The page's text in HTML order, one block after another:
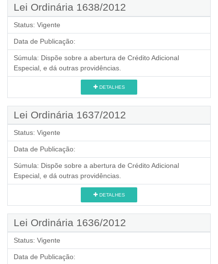
Lei Ordinária 1638/2012
Status: Vigente
Data de Publicação:
Súmula: Dispõe sobre a abertura de Crédito Adicional
Especial, e dá outras providências.
DETALHES
Lei Ordinária 1637/2012
Status: Vigente
Data de Publicação:
Súmula: Dispõe sobre a abertura de Crédito Adicional
Especial, e dá outras providências.
DETALHES
Lei Ordinária 1636/2012
Status: Vigente
Data de Publicação: